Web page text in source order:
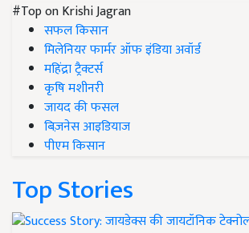
#Top on Krishi Jagran
सफल किसान
मिलेनियर फार्मर ऑफ इंडिया अवॉर्ड
महिंद्रा ट्रैक्टर्स
कृषि मशीनरी
जायद की फसल
बिज़नेस आइडियाज
पीएम किसान
Top Stories